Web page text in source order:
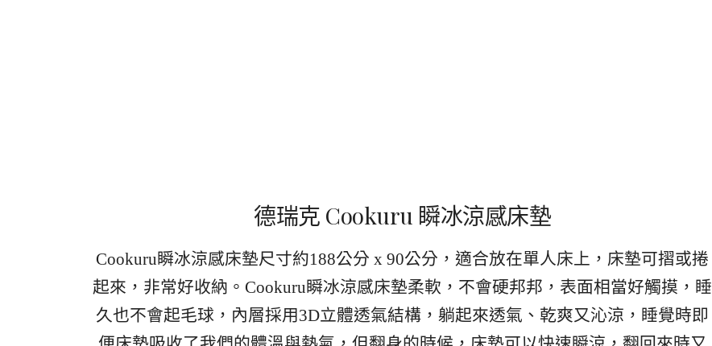
德瑞克 Cookuru 瞬冰涼感床墊
Cookuru瞬冰涼感床墊尺寸約188公分 x 90公分，適合放在單人床上，床墊可摺或捲
起來，非常好收納。Cookuru瞬冰涼感床墊柔軟，不會硬邦邦，表面相當好觸摸，睡
久也不會起毛球，內層採用3D立體透氣結構，躺起來透氣、乾爽又沁涼，睡覺時即